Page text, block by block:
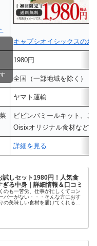
キャプシオイシックスのお
1980円
全国（一部地域を除く）
ヤマト運輸
ビビンバミールキット、こ
Oisixオリジナル食材など
詳細を見る
試しセット1980円！人気食
る中身｜詳細情報＆口コミ
のも一苦労、仕事が忙しくてコン
パーがない・・・そんな方におす
の美味しい食材を届けてくれるオ